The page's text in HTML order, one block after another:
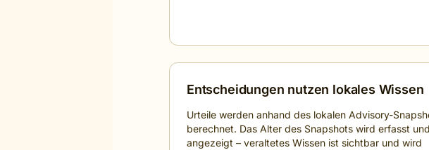
Entscheidungen nutzen lokales Wissen
Urteile werden anhand des lokalen Advisory-
berechnet. Das Alter des Snapshots wird erfasst und
angezeigt – veraltetes Wissen ist sichtbar und wird